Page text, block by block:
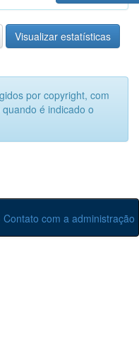
Visualizar estatísticas
por copyright, com
é indicado o
Contato com a administração